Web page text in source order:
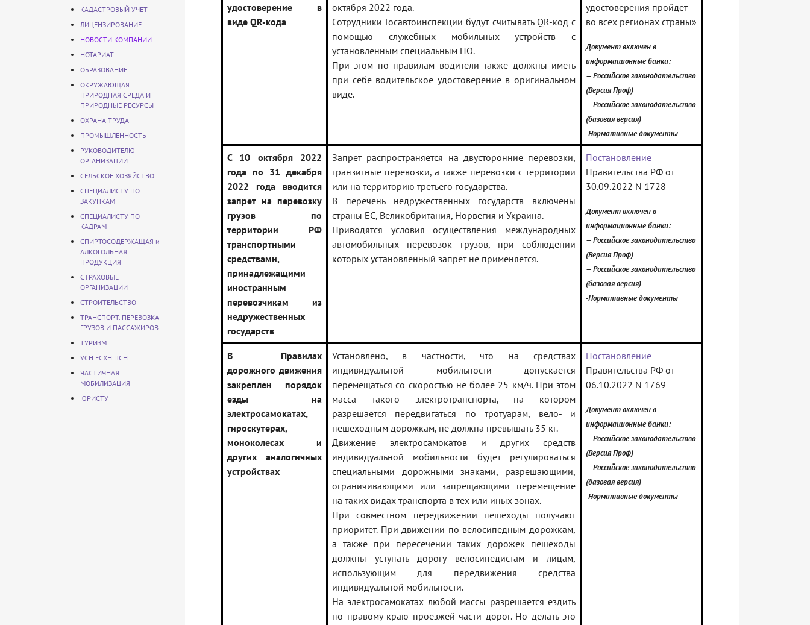
КАДАСТРОВЫЙ УЧЕТ
ЛИЦЕНЗИРОВАНИЕ
НОВОСТИ КОМПАНИИ
НОТАРИАТ
ОБРАЗОВАНИЕ
ОКРУЖАЮЩАЯ
ПРИРОДНАЯ СРЕДА И
ПРИРОДНЫЕ РЕСУРСЫ
ОХРАНА ТРУДА
ПРОМЫШЛЕННОСТЬ
РУКОВОДИТЕЛЮ
ОРГАНИЗАЦИИ
СЕЛЬСКОЕ ХОЗЯЙСТВО
СПЕЦИАЛИСТУ ПО
ЗАКУПКАМ
СПЕЦИАЛИСТУ ПО
КАДРАМ
СПИРТОСОДЕРЖАЩАЯ и
АЛКОГОЛЬНАЯ
ПРОДУКЦИЯ
СТРАХОВЫЕ
ОРГАНИЗАЦИИ
СТРОИТЕЛЬСТВО
ТРАНСПОРТ. ПЕРЕВОЗКА
ГРУЗОВ И ПАССАЖИРОВ
ТУРИЗМ
УСН ЕСХН ПСН
ЧАСТИЧНАЯ
МОБИЛИЗАЦИЯ
ЮРИСТУ
удостоверение в
виде QR-кода
октября 2022 года.
Сотрудники Госавтоинспекции будут считывать QR-код с
помощью служебных мобильных устройств с
установленным специальным ПО.
При этом по правилам водители также должны иметь
при себе водительское удостоверение в оригинальном
виде.
удостоверения пройдет
во всех регионах страны»
Документ включен в
информационные банки:
— Российское законодательство
(Версия Проф)
— Российское законодательство
(базовая версия)
-Нормативные документы
С 10 октября 2022
года по 31 декабря
2022 года вводится
запрет на перевозку
грузов по
территории РФ
транспортными
средствами,
принадлежащими
иностранным
перевозчикам из
недружественных
государств
Запрет распространяется на двусторонние перевозки,
транзитные перевозки, а также перевозки с территории
или на территорию третьего государства.
В перечень недружественных государств включены
страны ЕС, Великобритания, Норвегия и Украина.
Приводятся условия осуществления международных
автомобильных перевозок грузов, при соблюдении
которых установленный запрет не применяется.
Постановление
Правительства РФ от
30.09.2022 N 1728
Документ включен в
информационные банки:
— Российское законодательство
(Версия Проф)
— Российское законодательство
(базовая версия)
-Нормативные документы
В Правилах
дорожного движения
закреплен порядок
езды на
электросамокатах,
гироскутерах,
моноколесах и
других аналогичных
устройствах
Установлено, в частности, что на средствах
индивидуальной мобильности допускается
перемещаться со скоростью не более 25 км/ч. При этом
масса такого электротранспорта, на котором
разрешается передвигаться по тротуарам, вело- и
пешеходным дорожкам, не должна превышать 35 кг.
Движение электросамокатов и других средств
индивидуальной мобильности будет регулироваться
специальными дорожными знаками, разрешающими,
ограничивающими или запрещающими перемещение
на таких видах транспорта в тех или иных зонах.
При совместном передвижении пешеходы получают
приоритет. При движении по велосипедным дорожкам,
а также при пересечении таких дорожек пешеходы
должны уступать дорогу велосипедистам и лицам,
использующим для передвижения средства
индивидуальной мобильности.
На электросамокатах любой массы разрешается ездить
по правому краю проезжей части дорог. Но делать это
Постановление
Правительства РФ от
06.10.2022 N 1769
Документ включен в
информационные банки:
— Российское законодательство
(Версия Проф)
— Российское законодательство
(базовая версия)
-Нормативные документы